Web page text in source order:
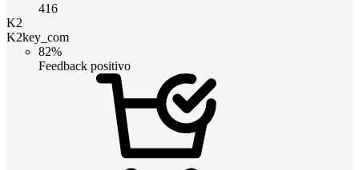
416
K2
K2key_com
82%
Feedback positivo